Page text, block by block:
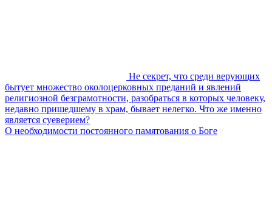
Не секрет, что среди верующих
бытует множество околоцерковных преданий и явлений
религиозной безграмотности, разобраться в которых человеку,
недавно пришедшему в храм, бывает нелегко. Что же именно
является суеверием?
О необходимости постоянного памятования о Боге